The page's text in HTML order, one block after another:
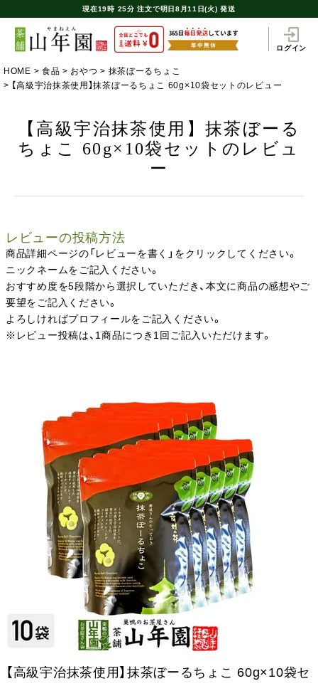
現在19時 25分 注文で明日8月11日(火) 発送
ログイン
HOME 食品 おやつ
抹茶ぼーるちょこ
【高級宇治抹茶使用】抹茶ぼーるちょこ 60g×10袋セットのレビュー
【高級宇治抹茶使用】抹茶ぼーる
ちょこ 60g×10袋セットのレビュ
ー
レビューの投稿方法
商品詳細ページの「レビューを書く」をクリックしてください。
ニックネームをご記入ください。
おすすめ度を5段階から選択していただき、本文に商品の感想やご
要望をご記入ください。
よろしければプロフィールをご記入ください。
※レビュー投稿は、1商品につき1回ご記入いただけます。
【高級宇治抹茶使用】抹茶ぼーるちょこ 60g×10袋セ